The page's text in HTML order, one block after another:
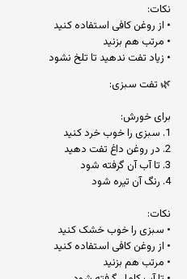
نکات:
• از روغن کافی استفاده کنید
• مرتب هم بزنید
• زیاد تفت ندهید تا تلخ نشود
🌿 تفت سبزی:
برای خورش:
1. سبزی را خوب خرد کنید
2. در روغن داغ تفت دهید
3. تا آب آن گرفته شود
4. رنگ آن تیره شود
نکات:
• سبزی را خوب خشک کنید
• از روغن کافی استفاده کنید
• مرتب هم بزنید